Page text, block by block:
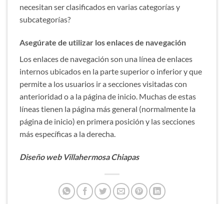
necesitan ser clasificados en varias categorías y
subcategorías?
Asegúrate de utilizar los enlaces de navegación
Los enlaces de navegación son una línea de enlaces
internos ubicados en la parte superior o inferior y que
permite a los usuarios ir a secciones visitadas con
anterioridad o a la página de inicio. Muchas de estas
líneas tienen la página más general (normalmente la
página de inicio) en primera posición y las secciones
más específicas a la derecha.
Diseño web Villahermosa Chiapas